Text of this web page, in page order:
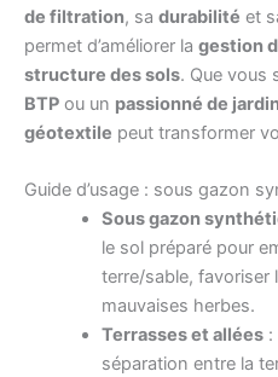
de filtration, sa durabilité et
permet d’améliorer la gestion
structure des sols. Que vous
BTP ou un passionné de
géotextile peut transformer
Guide d’usage : sous gazon
Sous gazon
le sol préparé pour
terre/sable, favoriser
mauvaises herbes.
Terrasses et allées:
séparation entre la